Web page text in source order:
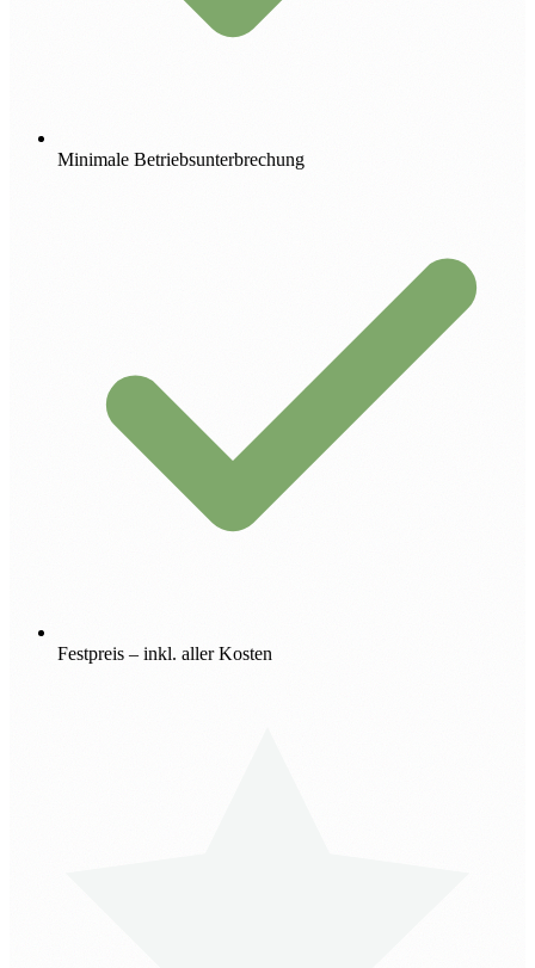
Minimale Betriebsunterbrechung
Festpreis – inkl. aller Kosten